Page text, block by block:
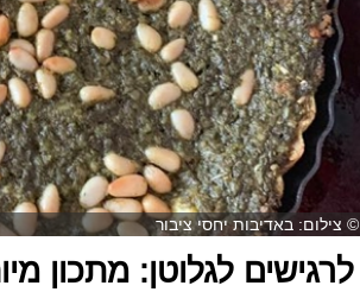
© צילום: באדיבות יחסי ציבור
לרגישים לגלוטן: מתכון